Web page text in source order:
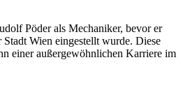
Pöder als Mechaniker, bevor er
Wien eingestellt wurde. Diese
einer außergewöhnlichen Karriere im